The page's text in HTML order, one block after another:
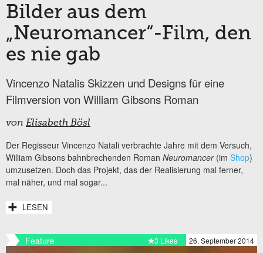
Bilder aus dem
„Neuromancer“-Film, den
es nie gab
Vincenzo Natalis Skizzen und Designs für eine
Filmversion von William Gibsons Roman
von Elisabeth Bösl
Der Regisseur Vincenzo Natali verbrachte Jahre mit dem Versuch,
William Gibsons bahnbrechenden Roman Neuromancer(im Shop)
umzusetzen. Doch das Projekt, das der Realisierung mal ferner,
mal näher, und mal sogar...
LESEN
Feature 26. September 2014
3 Likes